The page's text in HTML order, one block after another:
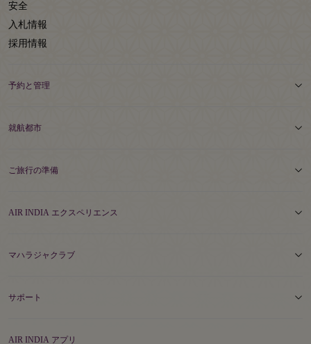
安全
入札情報
採用情報
予約と管理
就航都市
ご旅行の準備
AIR INDIA エクスペリエンス
マハラジャクラブ
サポート
AIR INDIA アプリ